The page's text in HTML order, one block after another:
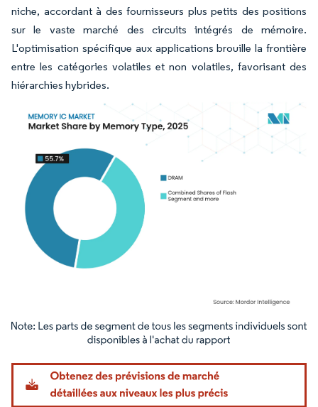
niche, accordant à des fournisseurs plus petits des positions
sur le vaste marché des circuits intégrés de mémoire.
L'optimisation spécifique aux applications brouille la frontière
entre les catégories volatiles et non volatiles, favorisant des
hiérarchies hybrides.
Image © Mordor Intelligence. La réutilisation nécessite une attribution sous CC BY